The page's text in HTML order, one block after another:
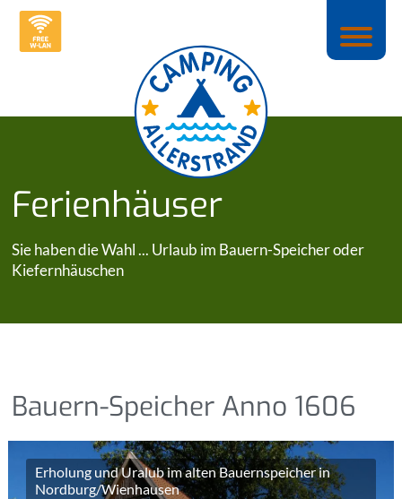
Ferienhäuser
Sie haben die Wahl ... Urlaub im Bauern-Speicher oder
Kiefernhäuschen
Bauern-Speicher Anno 1606
Erholung und Uralub im alten Bauernspeicher in
Nordburg/Wienhausen